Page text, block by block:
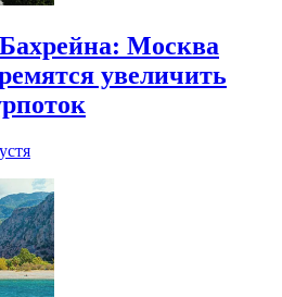
Москва
увеличить